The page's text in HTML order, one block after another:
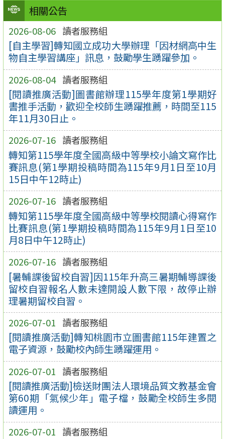
相關公告
2026-08-06 讀者服務組
[自主學習]轉知國立成功大學辦理「因材網高中生
物自主學習講座」訊息，鼓勵學生踴躍參加。
2026-08-04 讀者服務組
[閱讀推廣活動]圖書館辦理115學年度第1學期好
書推手活動，歡迎全校師生踴躍推薦，時間至115
年11月30日止。
2026-07-16 讀者服務組
轉知第115學年度全國高級中等學校小論文寫作比
賽訊息(第1學期投稿時間為115年9月1日至10月
15日中午12時止)
2026-07-16 讀者服務組
轉知第115學年度全國高級中等學校閱讀心得寫作
比賽訊息(第1學期投稿時間為115年9月1日至10
月8日中午12時止)
2026-07-16 讀者服務組
[暑輔課後留校自習]因115年升高三暑期輔導課後
留校自習報名人數未達開設人數下限，故停止辦
理暑期留校自習。
2026-07-01 讀者服務組
[閱讀推廣活動]轉知桃園市立圖書館115年建置之
電子資源，鼓勵校內師生踴躍運用。
2026-07-01 讀者服務組
[閱讀推廣活動]檢送財團法人環境品質文教基金會
第60期「氣候少年」電子檔，鼓勵全校師生多閱
讀運用。
2026-07-01 讀者服務組